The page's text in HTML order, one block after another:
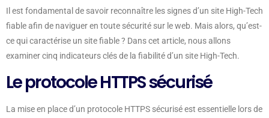
Il est fondamental de savoir reconnaître les signes d’un site High-Tech
fiable afin de naviguer en toute sécurité sur le web. Mais alors, qu’est-
ce qui caractérise un site fiable ? Dans cet article, nous allons
examiner cinq indicateurs clés de la fiabilité d’un site High-Tech.
Le protocole HTTPS sécurisé
La mise en place d’un protocole HTTPS sécurisé est essentielle lors de